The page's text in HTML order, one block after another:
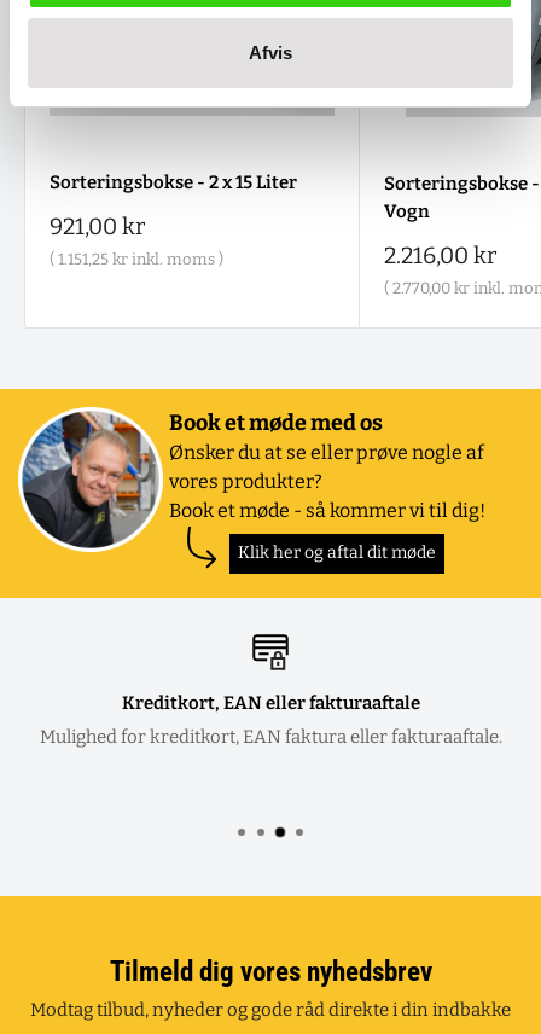
Afvis
Sorteringsbokse - 2 x 15 Liter
Salgspris
921,00 kr
( 1.151,25 kr inkl. moms )
Sorteringsbokse -
Vogn
Salgspris
2.216,00 kr
( 2.770,00 krinkl.
Book et møde med os
Ønsker du at se eller prøve nogle af
vores produkter?
Book et møde - så kommer vi til dig!
Klik her og aftal dit møde
Kreditkort, EAN eller fakturaaftale
Mulighed for kreditkort, EAN faktura eller fakturaaftale.
Tilmeld dig vores nyhedsbrev
Modtag tilbud, nyheder og gode råd direkte i din indbakke